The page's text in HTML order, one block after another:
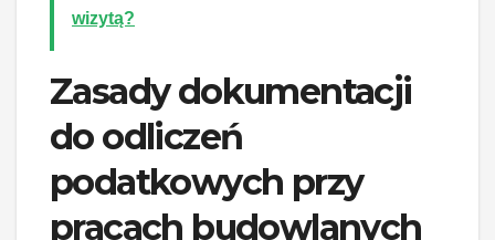
wizytą?
Zasady dokumentacji
do odliczeń
podatkowych przy
pracach budowlanych